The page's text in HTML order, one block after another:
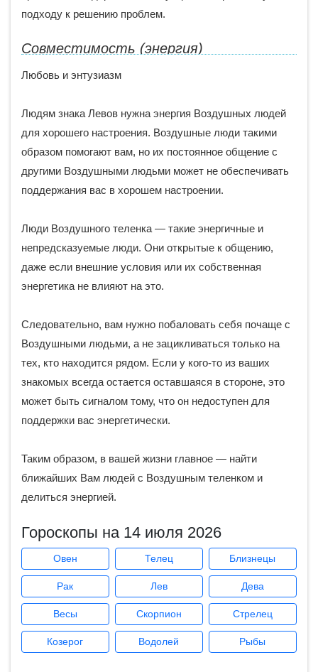
подходу к решению проблем.
Совместимость (энергия)
Любовь и энтузиазм
Людям знака Левов нужна энергия Воздушных людей
для хорошего настроения. Воздушные люди такими
образом помогают вам, но их постоянное общение с
другими Воздушными людьми может не обеспечивать
поддержания вас в хорошем настроении.
Люди Воздушного теленка — такие энергичные и
непредсказуемые люди. Они открытые к общению,
даже если внешние условия или их собственная
энергетика не влияют на это.
Следовательно, вам нужно побаловать себя почаще с
Воздушными людьми, а не зацикливаться только на
тех, кто находится рядом. Если у кого-то из ваших
знакомых всегда остается оставшаяся в стороне, это
может быть сигналом тому, что он недоступен для
поддержки вас энергетически.
Таким образом, в вашей жизни главное — найти
ближайших Вам людей с Воздушным теленком и
делиться энергией.
Гороскопы на 14 июля 2026
Овен Телец Близнецы
Рак Лев Дева
Весы Скорпион Стрелец
Козерог Водолей Рыбы